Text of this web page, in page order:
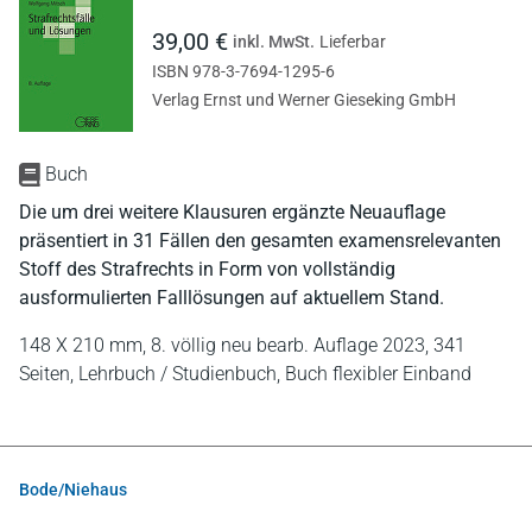
Buch
Die um drei weitere Klausuren ergänzte Neuauflage
präsentiert in 31 Fällen den gesamten examensrelevanten
Stoff des Strafrechts in Form von vollständig
ausformulierten Falllösungen auf aktuellem Stand.
148 X 210 mm, 8. völlig neu bearb. Auflage 2023, 341
Seiten, Lehrbuch / Studienbuch, Buch flexibler Einband
39,00 € inkl. MwSt. Lieferbar
ISBN 978-3-7694-1295-6
Verlag Ernst und Werner Gieseking GmbH
Bode/Niehaus